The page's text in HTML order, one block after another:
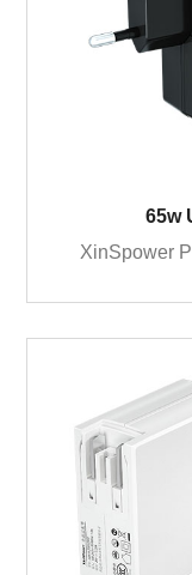
65w
XinSpower